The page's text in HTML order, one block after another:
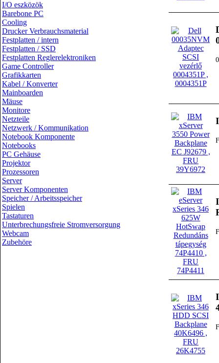
I/O eszközök
Barebone PC
Cooling
Drucker Verbrauchsmaterial
Festplatten / intern
Festplatten / SSD
Festplatten Reglerelektroniken
Game Controller
Grafikkarten
Kabel / Konverter
Mainboarden
Mäuse
Monitore
Netzteile
Netzwerk / Kommunikation
Notebook Komponente
Notebooks
PC Gehäuse
Projektor
Prozessoren
Server
Server Komponenten
Speicher / Arbeitsspeicher
Spielen
Tastaturen
Unterbrechungsfreie Stromversorgung
Webcam
Zubehöre